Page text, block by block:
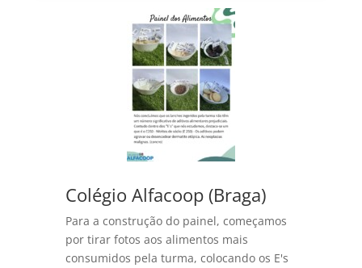
Colégio Alfacoop (Braga)
Para a construção do painel, começamos
por tirar fotos aos alimentos mais
consumidos pela turma, colocando os E's